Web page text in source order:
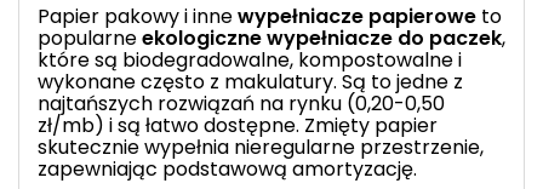
Papier pakowyi innewypełniacze papierowe to
popularneekologiczne wypełniacze do paczek,
które są biodegradowalne, kompostowalne i
wykonane często z makulatury. Są to jedne z
najtańszych rozwiązań na rynku (0,20-0,50
zł/mb) i są łatwo dostępne. Zmięty papier
skutecznie wypełnia nieregularne przestrzenie,
zapewniając podstawową amortyzację.